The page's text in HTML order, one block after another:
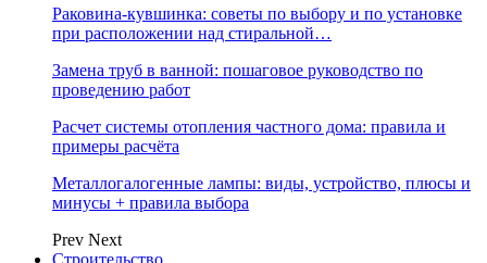
Раковина-кувшинка: советы по выбору и по установке
при расположении над стиральной…
Замена труб в ванной: пошаговое руководство по
проведению работ
Расчет системы отопления частного дома: правила и
примеры расчёта
Металлогалогенные лампы: виды, устройство, плюсы и
минусы + правила выбора
Prev Next
Строительство